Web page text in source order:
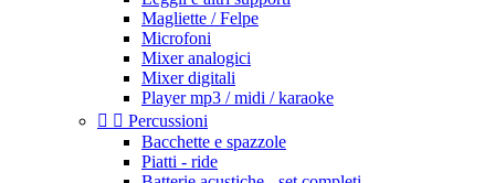
Magliette / Felpe
Microfoni
Mixer analogici
Mixer digitali
Player mp3 / midi / karaoke
  Percussioni
Bacchette e spazzole
Piatti - ride